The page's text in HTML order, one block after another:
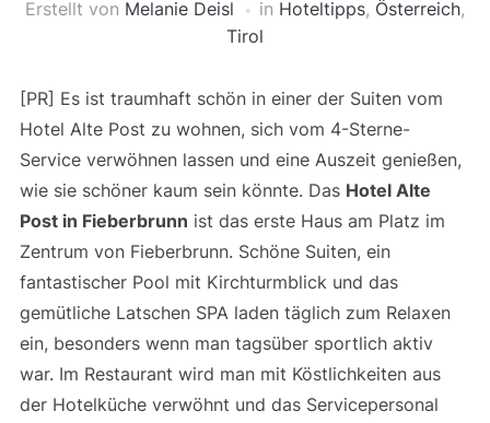
Erstellt von Melanie Deisl in Hoteltipps, Österreich,
Tirol
[PR] Es ist traumhaft schön in einer der Suiten vom
Hotel Alte Post zu wohnen, sich vom 4-Sterne-
Service verwöhnen lassen und eine Auszeit genießen,
wie sie schöner kaum sein könnte. Das Hotel Alte
Post in Fieberbrunn ist das erste Haus am Platz im
Zentrum von Fieberbrunn. Schöne Suiten, ein
fantastischer Pool mit Kirchturmblick und das
gemütliche Latschen SPA laden täglich zum Relaxen
ein, besonders wenn man tagsüber sportlich aktiv
war. Im Restaurant wird man mit Köstlichkeiten aus
der Hotelküche verwöhnt und das Servicepersonal